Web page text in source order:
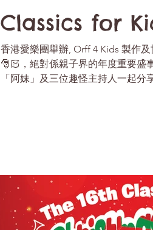
Classics for
香港愛樂團舉辦, Orff 4 Kids 製作
🎅🏻，絕對係親子界的年度重要盛
「阿妹」及三位趣怪主持人一起分